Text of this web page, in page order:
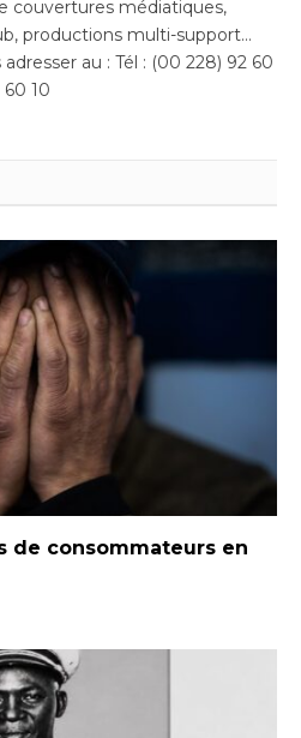
couvertures médiatiques,
productions multi-support…
au : Tél : (00 228) 92 60
10
de consommateurs en